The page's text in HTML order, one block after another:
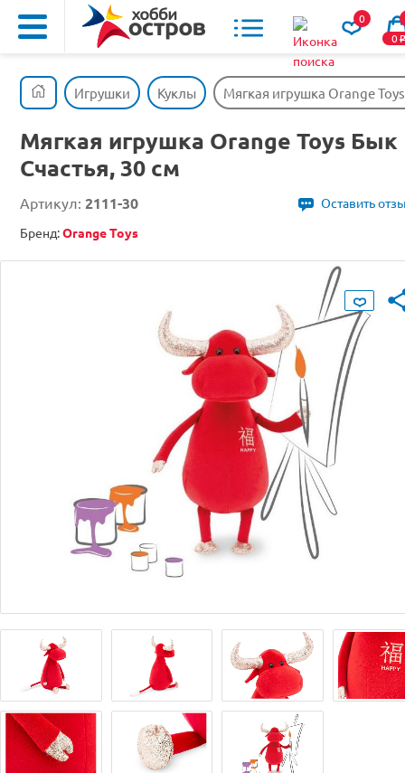
0
0o
Игрушки Куклы Мягкая игрушка Orange
Мягкая игрушка Orange Toys Бык
Счастья, 30 см
Артикул: 2111-30
Оставить
Бренд:Orange Toys